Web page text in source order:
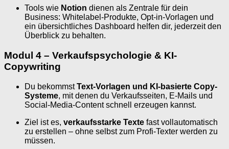
Tools wie Notion dienen als Zentrale für dein
Business: Whitelabel-Produkte, Opt-in-Vorlagen und
ein übersichtliches Dashboard helfen dir, jederzeit den
Überblick zu behalten.
Modul 4 – Verkaufspsychologie & KI-
Copywriting
Du bekommstText-Vorlagen und KI-basierte Copy-
Systeme, mit denen du Verkaufsseiten, E-Mails und
Social-Media-Content schnell erzeugen kannst.
Ziel ist es, verkaufsstarke Texte fast vollautomatisch
zu erstellen – ohne selbst zum Profi-Texter werden zu
müssen.